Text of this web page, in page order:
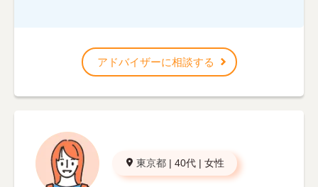
アドバイザーに相談する
東京都 | 40代 | 女性